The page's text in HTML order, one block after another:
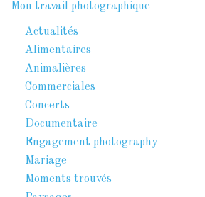
Mon travail photographique
Actualités
Alimentaires
Animalières
Commerciales
Concerts
Documentaire
Engagement photography
Mariage
Moments trouvés